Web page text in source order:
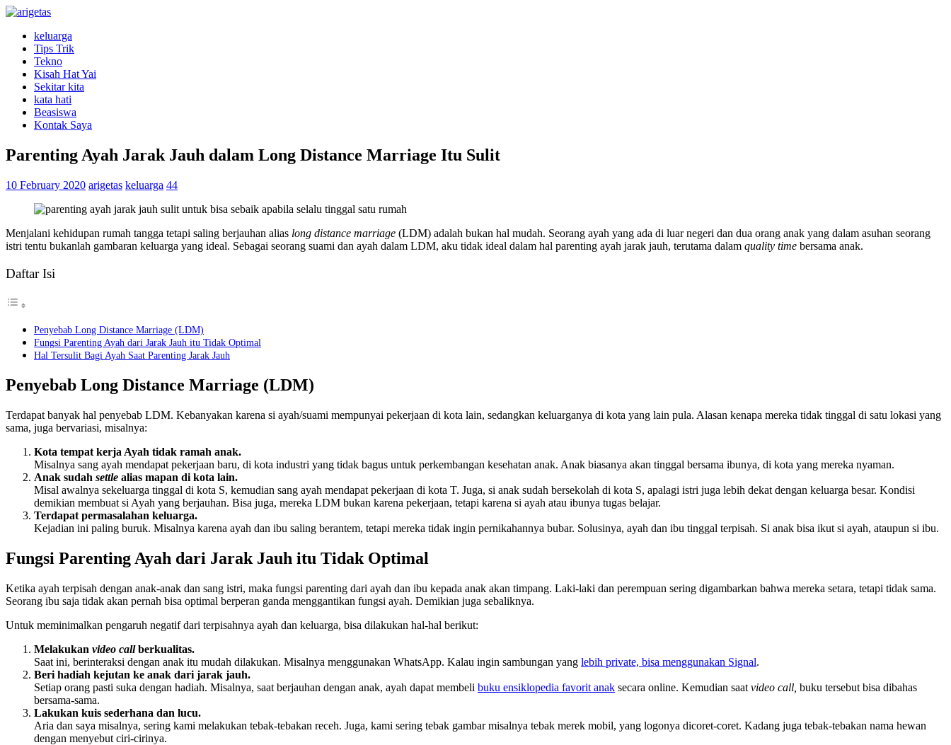
keluarga
Tips Trik
Tekno
Kisah Hat Yai
Sekitar kita
kata hati
Beasiswa
Kontak Saya
Parenting Ayah Jarak Jauh dalam Long Distance Marriage Itu Sulit
10 February 2020 arigetas keluarga 44
Menjalani kehidupan rumah tangga tetapi saling berjauhan alias long distance marriage (LDM) adalah bukan hal mudah. Seorang ayah yang ada di luar negeri dan dua orang anak yang dalam asuhan seorang
istri tentu bukanlah gambaran keluarga yang ideal. Sebagai seorang suami dan ayah dalam LDM, aku tidak ideal dalam hal parenting ayah jarak jauh, terutama dalam quality time bersama anak.
Daftar Isi
Penyebab Long Distance Marriage (LDM)
Fungsi Parenting Ayah dari Jarak Jauh itu Tidak Optimal
Hal Tersulit Bagi Ayah Saat Parenting Jarak Jauh
Penyebab Long Distance Marriage (LDM)
Terdapat banyak hal penyebab LDM. Kebanyakan karena si ayah/suami mempunyai pekerjaan di kota lain, sedangkan keluarganya di kota yang lain pula. Alasan kenapa mereka tidak tinggal di satu lokasi yang
sama, juga bervariasi, misalnya:
Kota tempat kerja Ayah tidak ramah anak.
Misalnya sang ayah mendapat pekerjaan baru, di kota industri yang tidak bagus untuk perkembangan kesehatan anak. Anak biasanya akan tinggal bersama ibunya, di kota yang mereka nyaman.
Anak sudah settle alias mapan di kota lain.
Misal awalnya sekeluarga tinggal di kota S, kemudian sang ayah mendapat pekerjaan di kota T. Juga, si anak sudah bersekolah di kota S, apalagi istri juga lebih dekat dengan keluarga besar. Kondisi
demikian membuat si Ayah yang berjauhan. Bisa juga, mereka LDM bukan karena pekerjaan, tetapi karena si ayah atau ibunya tugas belajar.
Terdapat permasalahan keluarga.
Kejadian ini paling buruk. Misalnya karena ayah dan ibu saling berantem, tetapi mereka tidak ingin pernikahannya bubar. Solusinya, ayah dan ibu tinggal terpisah. Si anak bisa ikut si ayah, ataupun si ibu.
Fungsi Parenting Ayah dari Jarak Jauh itu Tidak Optimal
Ketika ayah terpisah dengan anak-anak dan sang istri, maka fungsi parenting dari ayah dan ibu kepada anak akan timpang. Laki-laki dan perempuan sering digambarkan bahwa mereka setara, tetapi tidak sama.
Seorang ibu saja tidak akan pernah bisa optimal berperan ganda menggantikan fungsi ayah. Demikian juga sebaliknya.
Untuk meminimalkan pengaruh negatif dari terpisahnya ayah dan keluarga, bisa dilakukan hal-hal berikut:
Melakukan video callberkualitas.
Saat ini, berinteraksi dengan anak itu mudah dilakukan. Misalnya menggunakan WhatsApp. Kalau ingin sambungan yang lebih private, bisa menggunakan Signal.
Beri hadiah kejutan ke anak dari jarak jauh.
Setiap orang pasti suka dengan hadiah. Misalnya, saat berjauhan dengan anak, ayah dapat membeli buku ensiklopedia favorit anak secara online. Kemudian saat video call, buku tersebut bisa dibahas
bersama-sama.
Lakukan kuis sederhana dan lucu.
Aria dan saya misalnya, sering kami melakukan tebak-tebakan receh. Juga, kami sering tebak gambar misalnya tebak merek mobil, yang logonya dicoret-coret. Kadang juga tebak-tebakan nama hewan
dengan menyebut ciri-cirinya.